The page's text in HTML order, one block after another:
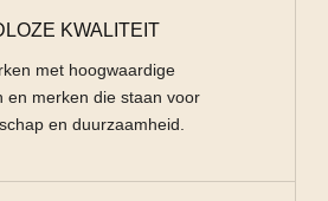
KWALITEIT
met hoogwaardige
en merken die staan voor
en duurzaamheid.